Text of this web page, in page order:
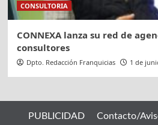
CONSULTORIA
CONNEXA lanza su red de
consultores
Dpto. Redacción Franquicias 1 de
PUBLICIDAD Contacto/